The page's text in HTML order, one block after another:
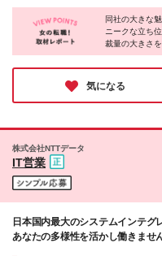
ンタビュー
見が形にな
掛けによる
す！土日祝
のも嬉しい
見据えても
働ける、風
はありませ
とがありま
スでのサポート
社どちらに
「家で集中
なたのスタ
社】 東京都
同社の大きな
ニークな立ち
裁量の大きさ
て挑戦できる
ォロー体制も
気に市場価値
で楽しみたい
気になる
株式会社NTTデータ
IT営業
日本国内最大のシステムインテグ
あなたの多様性を活かし働きませ